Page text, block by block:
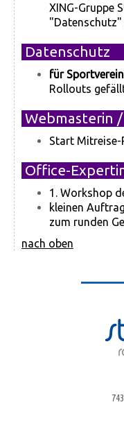
XING-Gruppe
"Datenschutz"
Datenschutz
für
Rollouts
Webmasterin
Start
Office-
1. Workshop
kleinen
zum runden
nach oben